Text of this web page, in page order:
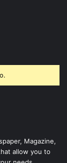
Magazine,
allow you to